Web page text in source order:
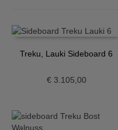
Treku, Lauki Sideboard 6
€3.105,00